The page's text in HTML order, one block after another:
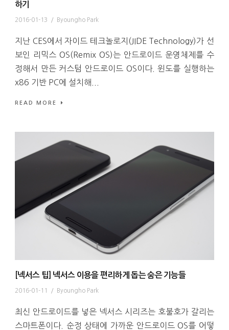
하기
2016-01-13 / Byoungho Park
지난 CES에서 자이드 테크놀로지(JIDE Technology)가 선
보인 리믹스 OS(Remix OS)는 안드로이드 운영체제를 수
정해서 만든 커스텀 안드로이드 OS이다. 윈도를 실행하는
x86 기반 PC에 설치해...
READ MORE
[넥서스 팁] 넥서스 이용을 편리하게 돕는 숨은 기능들
2016-01-11 / Byoungho Park
최신 안드로이드를 넣은 넥서스 시리즈는 호불호가 갈리는
스마트폰이다. 순정 상태에 가까운 안드로이드 OS를 어떻